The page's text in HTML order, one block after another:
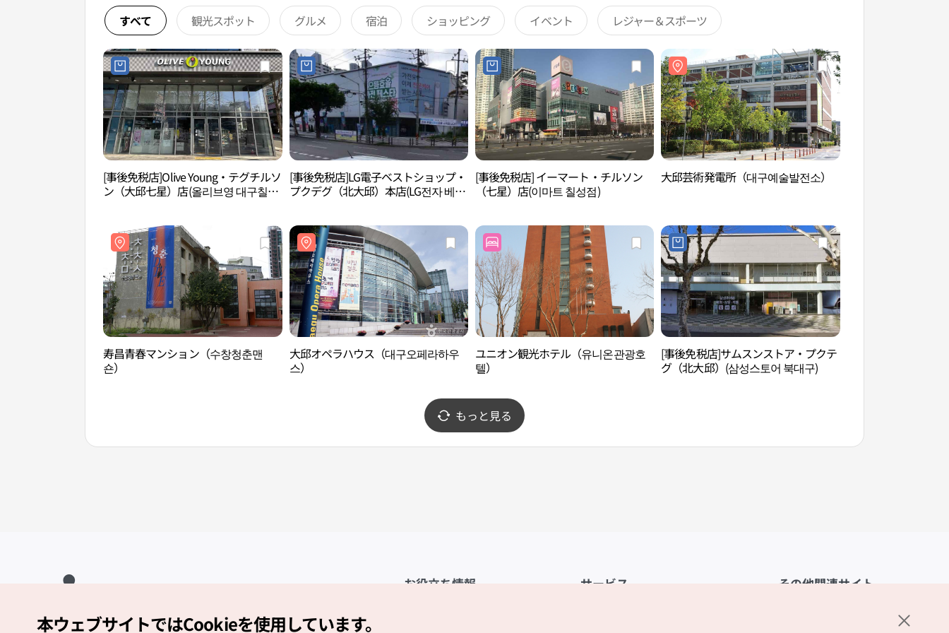
すべて 観光スポット グルメ 宿泊 ショッピング イベント レジャー＆スポーツ
[事後免税店]Olive Young・テグチルソ
ン（大邱七星）店(올리브영 대구칠성
[事後免税店]LG電子ベストショップ・
プクデグ（北大邱）本店(LG전자 베스
[事後免税店] イーマート・チルソン
（七星）店(이마트 칠성점)
大邱芸術発電所（대구예술발전소）
寿昌青春マンション（수창청춘맨
숀）
大邱オペラハウス（대구오페라하우
스）
ユニオン観光ホテル（유니온관광호
텔）
[事後免税店]サムスンストア・プクテ
グ（北大邱）(삼성스토어 북대구)
もっと見る
お役立ち情報 サービス その他関連サイト
Copyright (c) Korea Tourism Organization All Rights Reserved.
本ウェブサイトではCookieを使用しています。